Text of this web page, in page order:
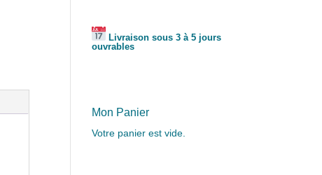
Livraison sous 3 à 5 jours
ouvrables
Mon Panier
Votre panier est vide.